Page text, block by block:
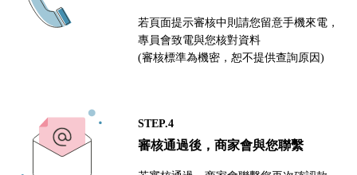
若頁面提示審核中則請您留意手機來電，
專員會致電與您核對資料
(審核標準為機密，恕不提供查詢原因)
STEP.4
審核通過後，商家會與您聯繫